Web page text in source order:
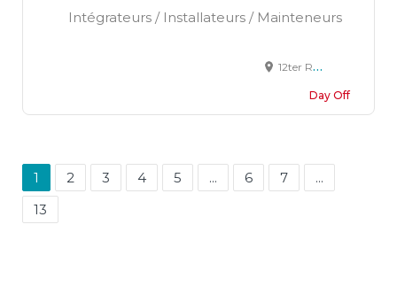
Intégrateurs / Installateurs / Mainteneurs
12ter Rue de Chambourcy, 78300 Poissy
Day Off
1 2 3 4 5 ... 6 7
...
13